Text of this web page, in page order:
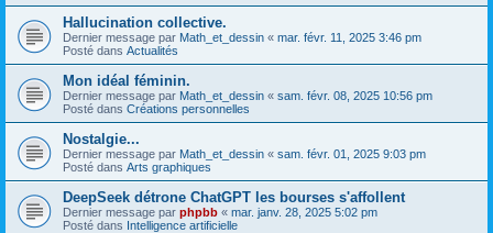
Hallucination collective.
Dernier message par Math_et_dessin « mar. févr. 11, 2025 3:46 pm
Posté dans Actualités
Mon idéal féminin.
Dernier message par Math_et_dessin « sam. févr. 08, 2025 10:56 pm
Posté dans Créations personnelles
Nostalgie...
Dernier message par Math_et_dessin « sam. févr. 01, 2025 9:03 pm
Posté dans Arts graphiques
DeepSeek détrone ChatGPT les bourses s'affollent
Dernier message par phpbb « mar. janv. 28, 2025 5:02 pm
Posté dans Intelligence artificielle